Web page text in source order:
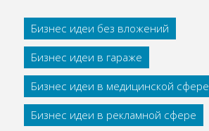
Бизнес идеи без вложений
Бизнес идеи в гараже
Бизнес идеи в медицинской сфере
Бизнес идеи в рекламной сфере